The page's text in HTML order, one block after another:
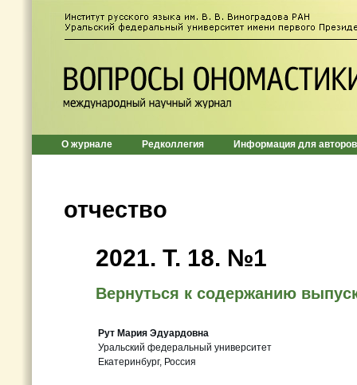
О журнале Редколлегия Информация для авторов
отчество
2021. Т. 18. №1
Вернуться к содержанию
Рут Мария Эдуардовна
Уральский федеральный университет
Екатеринбург, Россия